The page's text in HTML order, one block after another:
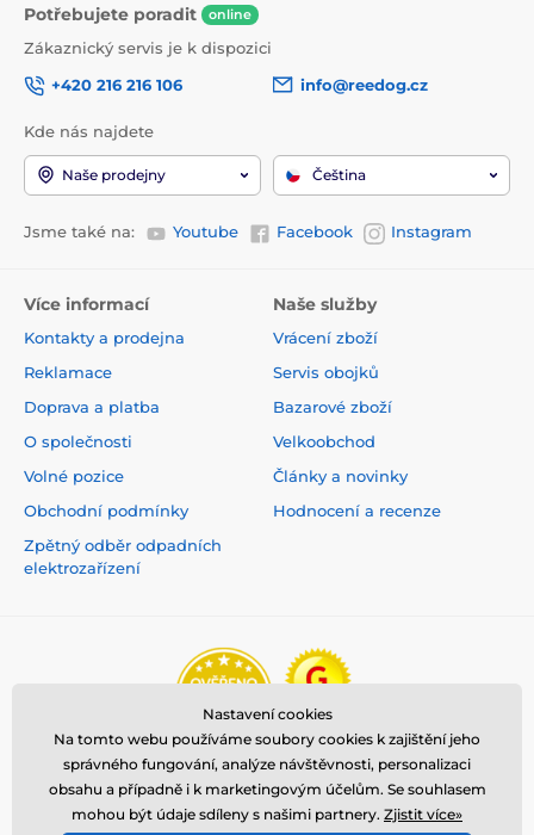
Potřebujete poradit online
Zákaznický servis je k dispozici
+420 216 216 106
info@reedog.cz
Kde nás najdete
Naše prodejny Čeština
Jsme také na: Youtube Facebook Instagram
Více informací
Kontakty a prodejna
Reklamace
Doprava a platba
O společnosti
Volné pozice
Obchodní podmínky
Zpětný odběr odpadních
elektrozařízení
Naše služby
Vrácení zboží
Servis obojků
Bazarové zboží
Velkoobchod
Články a novinky
Hodnocení a recenze
Nastavení cookies
Na tomto webu používáme soubory cookies k zajištění jeho
správného fungování, analýze návštěvnosti, personalizaci
obsahu a případně i k marketingovým účelům. Se souhlasem
mohou být údaje sdíleny s našimi partnery. Zjistit více»